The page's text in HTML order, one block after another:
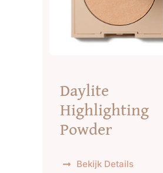
Daylite
Highlighting
Powder
Bekijk Details